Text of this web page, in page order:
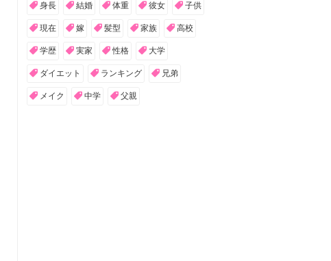
身長 結婚 体重 彼女 子供
現在 嫁 髪型 家族 高校
学歴 実家 性格 大学
ダイエット ランキング 兄弟
メイク 中学 父親